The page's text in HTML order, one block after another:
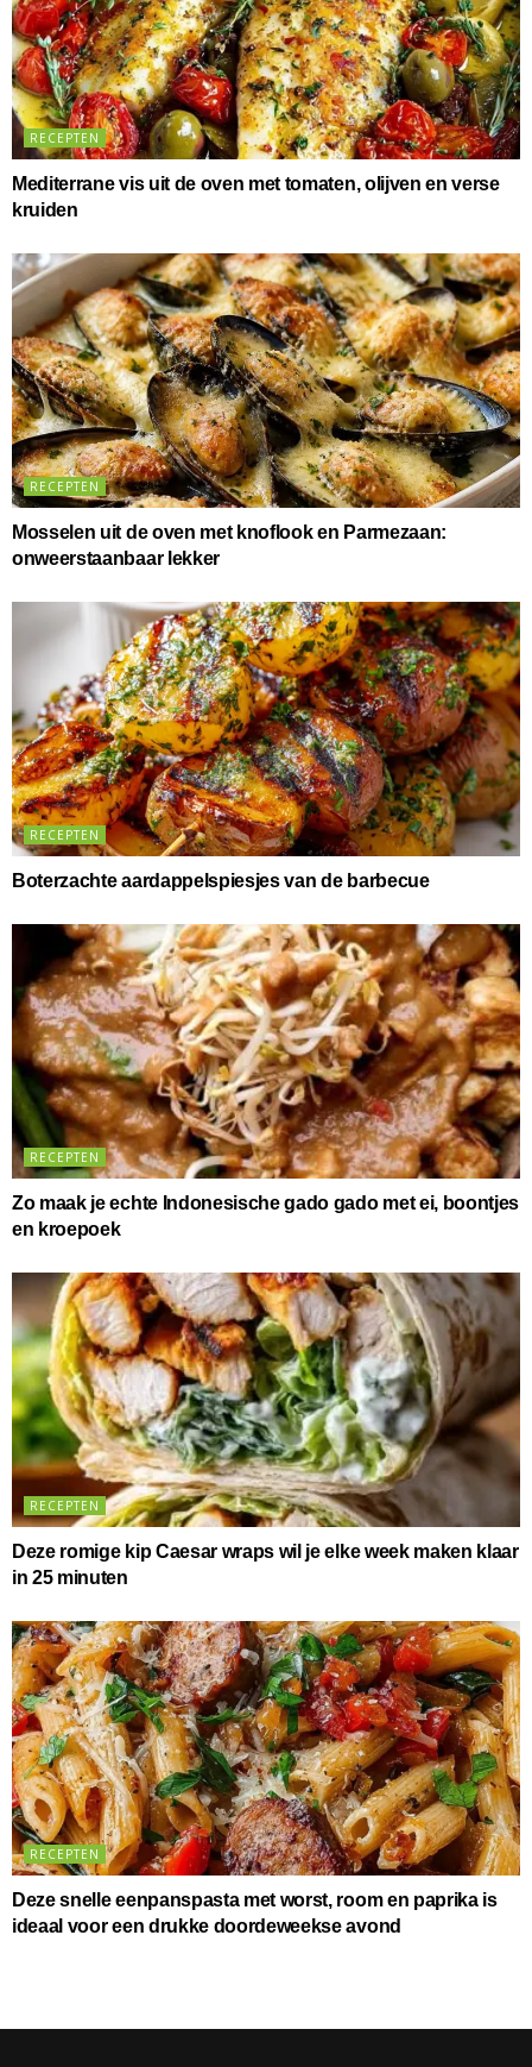
RECEPTEN
Mediterrane vis uit de oven met tomaten, olijven en verse
kruiden
RECEPTEN
Mosselen uit de oven met knoflook en Parmezaan:
onweerstaanbaar lekker
RECEPTEN
Boterzachte aardappelspiesjes van de barbecue
RECEPTEN
Zo maak je echte Indonesische gado gado met ei, boontjes
en kroepoek
RECEPTEN
Deze romige kip Caesar wraps wil je elke week maken klaar
in 25 minuten
RECEPTEN
Deze snelle eenpanspasta met worst, room en paprika is
ideaal voor een drukke doordeweekse avond